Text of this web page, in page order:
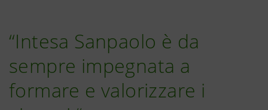
“Intesa Sanpaolo è da
sempre impegnata a
formare e valorizzare i